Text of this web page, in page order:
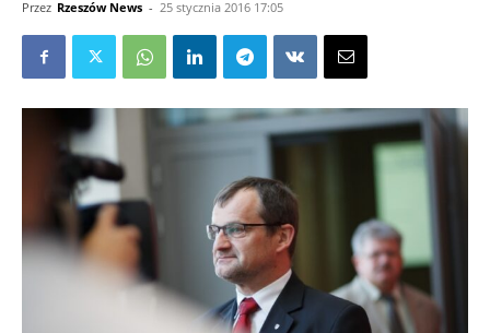
Przez Rzeszów News - 25 stycznia 2016 17:05